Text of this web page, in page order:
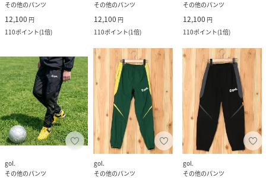
その他のパンツ
12,100 円
110ポイント(1倍)
その他のパンツ
12,100 円
110ポイント(1倍)
その他のパンツ
12,100 円
110ポイント(1倍)
gol.
その他のパンツ
gol.
その他のパンツ
gol.
その他のパンツ